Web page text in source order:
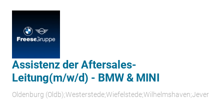
Assistenz der Aftersales-
Leitung(m/w/d) - BMW & MINI
Oldenburg (Oldb);Westerstede;Wiefelstede;Wilhelmshaven;Jever